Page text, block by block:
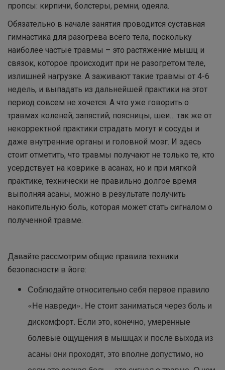
пропсы: кирпичи, болстеры, ремни, одеяла.
Обязательно в начале занятия проводится суставная
гимнастика для разогрева всего тела, поскольку
наиболее частые травмы – это растяжение мышц и
связок, которое происходит при не разогретом теле,
излишней нагрузке. А заживают такие травмы от 4-6
недель, и выпадать из дальнейшей практики на этот
период совсем не хочется. А что уже говорить о
травмах коленей, запястий, поясницы, шеи… так же от
некорректной практики страдать могут и сосуды и
даже внутренние органы и головной мозг. И здесь
стоит отметить, что травмы получают не только те, кто
усердствует на коврике в асанах, но и при мягкой
практике, технически не правильно долгое время
выполняя асаны, можно в результате получить
накопительную боль, которая может стать сигналом о
полученной травме.
Давайте рассмотрим общие правила техники
безопасности в йоге:
Соблюдайте относительно себя первое правило
«Не навреди». Не стоит заниматься через боль и
дискомфорт. Если это, конечно, умеренные
болевые ощущения в мышцах и после выхода из
асаны они проходят, это вполне допустимо, но